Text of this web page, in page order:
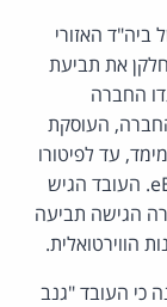
ביה"ד האזורי
את תביעת
החברה
העוסקת
עד לפיטורו
בטענה כי גנב ממוצרי החברה ומכר אותם ב-eBay. העובד הגיש
הגישה תביעה
הווירטואלית.
כי העובד "גנב